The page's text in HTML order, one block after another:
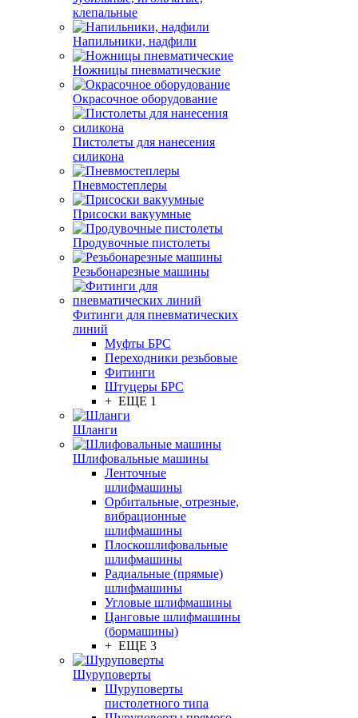
клепальные
Напильники, надфили
Ножницы пневматические
Окрасочное оборудование
Пистолеты для нанесения
силикона
Пневмостеплеры
Присоски вакуумные
Продувочные пистолеты
Резьбонарезные машины
Фитинги для пневматических
линий
Муфты БРС
Переходники резьбовые
Фитинги
Штуцеры БРС
+ ЕЩЕ 1
Шланги
Шлифовальные машины
Ленточные
шлифмашины
Орбитальные, отрезные,
вибрационные
шлифмашины
Плоскошлифовальные
шлифмашины
Радиальные (прямые)
шлифмашины
Угловые шлифмашины
Цанговые шлифмашины
(бормашины)
+ ЕЩЕ 3
Шуруповерты
Шуруповерты
пистолетного типа